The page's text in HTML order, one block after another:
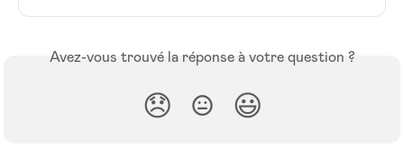
Avez-vous trouvé la réponse à votre question ?
😞 😐 😃